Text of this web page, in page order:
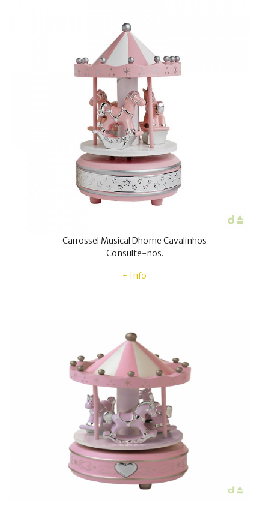
Carrossel Musical Dhome Cavalinhos
Consulte-nos.
+ Info